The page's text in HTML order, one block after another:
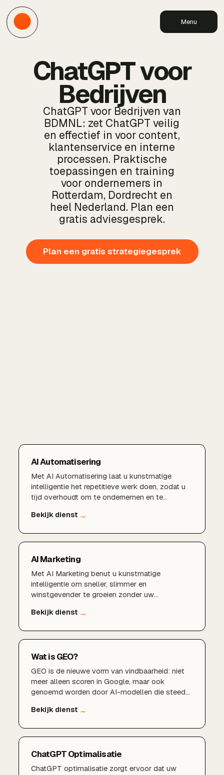
Menu
ChatGPT voor
Bedrijven
ChatGPT voor Bedrijven van
BDMNL: zet ChatGPT veilig
en effectief in voor content,
klantenservice en interne
processen. Praktische
toepassingen en training
voor ondernemers in
Rotterdam, Dordrecht en
heel Nederland. Plan een
gratis adviesgesprek.
Plan een gratis strategiegesprek
AI Automatisering
Met AI Automatisering laat u kunstmatige
intelligentie het repetitieve werk doen, zodat u
tijd overhoudt om te ondernemen en te
mails
AI Marketing
Met AI Marketing benut u kunstmatige
intelligentie om sneller, slimmer en
winstgevender te groeien zonder uw
marketingstrategieSlimme content met
marketingbudget
Wat is GEO?
GEO is de nieuwe vorm van vindbaarheid: niet
meer alleen scoren in Google, maar ook
genoemd worden door AI-modellen die steeds
optimalisatie
ChatGPT Optimalisatie
ChatGPT optimalisatie zorgt ervoor dat uw